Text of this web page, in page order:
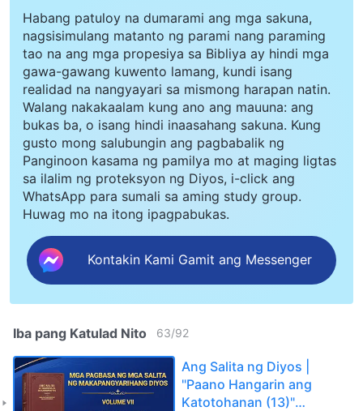
Habang patuloy na dumarami ang mga sakuna,
nagsisimulang matanto ng parami nang paraming
tao na ang mga propesiya sa Bibliya ay hindi mga
gawa-gawang kuwento lamang, kundi isang
realidad na nangyayari sa mismong harapan natin.
Walang nakakaalam kung ano ang mauuna: ang
bukas ba, o isang hindi inaasahang sakuna. Kung
gusto mong salubungin ang pagbabalik ng
Panginoon kasama ng pamilya mo at maging ligtas
sa ilalim ng proteksyon ng Diyos, i-click ang
WhatsApp para sumali sa aming study group.
Huwag mo na itong ipagpabukas.
Kontakin Kami Gamit ang Messenger
Iba pang Katulad Nito 63/92
Ang Salita ng Diyos |
"Paano Hangarin ang
Katotohanan (13)"